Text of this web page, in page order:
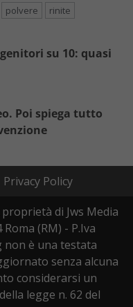
polvere rinite
su 10: quasi
Poi spiega tutto
Privacy Policy
di Jws Media
(RM) - P.Iva
non è una testata
senza alcuna
considerarsi un
legge n. 62 del